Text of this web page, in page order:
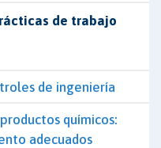
de trabajo
de ingeniería
químicos:
adecuados